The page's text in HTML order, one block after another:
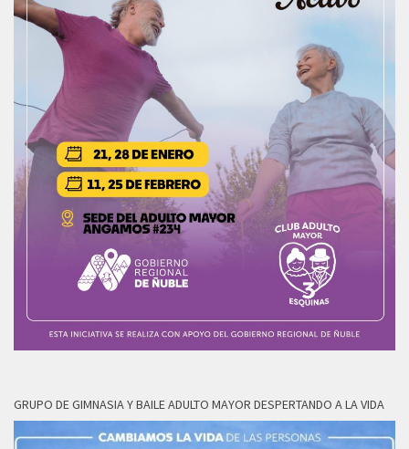
GRUPO DE GIMNASIA Y BAILE ADULTO MAYOR DESPERTANDO A LA VIDA